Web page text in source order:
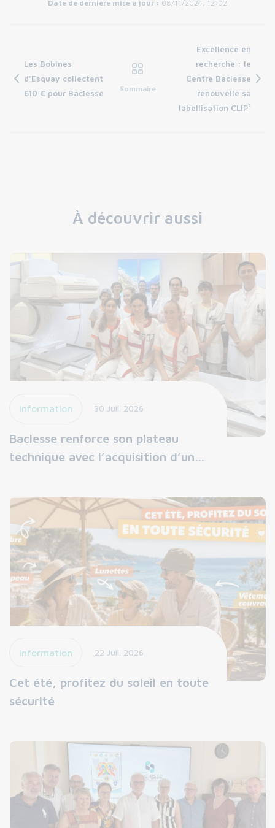
Date de dernière mise à jour : 08/11/2024, 12:02
Les Bobines
d’Esquay collectent
610 € pour Baclesse
Sommaire
Excellence en
recherche : le
Centre Baclesse
renouvelle sa
labellisation CLIP²
À découvrir aussi
Information 30 Juil. 2026
Baclesse renforce son plateau
technique avec l’acquisition d’un…
Information 22 Juil. 2026
Cet été, profitez du soleil en toute
sécurité